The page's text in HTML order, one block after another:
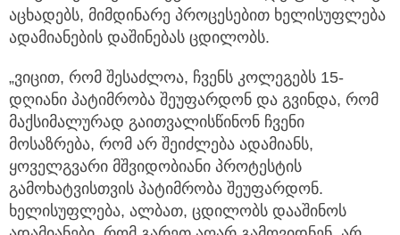
აცხადებს, მიმდინარე პროცესებით ხელისუფლება
ადამიანების დაშინებას ცდილობს.
„ვიცით, რომ შესაძლოა, ჩვენს კოლეგებს 15-
დღიანი პატიმრობა შეუფარდონ და გვინდა, რომ
მაქსიმალურად გაითვალისწინონ ჩვენი
მოსაზრება, რომ არ შეიძლება ადამიანს,
ყოველგვარი მშვიდობიანი პროტესტის
გამოხატვისთვის პატიმრობა შეუფარდონ.
ხელისუფლება, ალბათ, ცდილობს დააშინოს